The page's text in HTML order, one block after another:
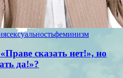
сексуальностьфеминизм
сказать нет!», но
да!»?